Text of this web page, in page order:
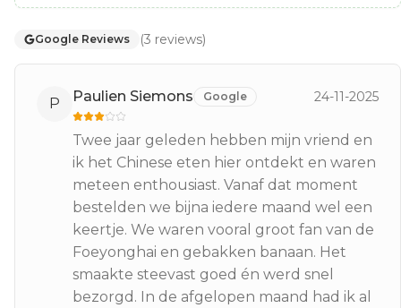
Google Reviews (3 reviews)
P Paulien Siemons Google 24-11-2025
Twee jaar geleden hebben mijn vriend en
ik het Chinese eten hier ontdekt en waren
meteen enthousiast. Vanaf dat moment
bestelden we bijna iedere maand wel een
keertje. We waren vooral groot fan van de
Foeyonghai en gebakken banaan. Het
smaakte steevast goed én werd snel
bezorgd. In de afgelopen maand had ik al